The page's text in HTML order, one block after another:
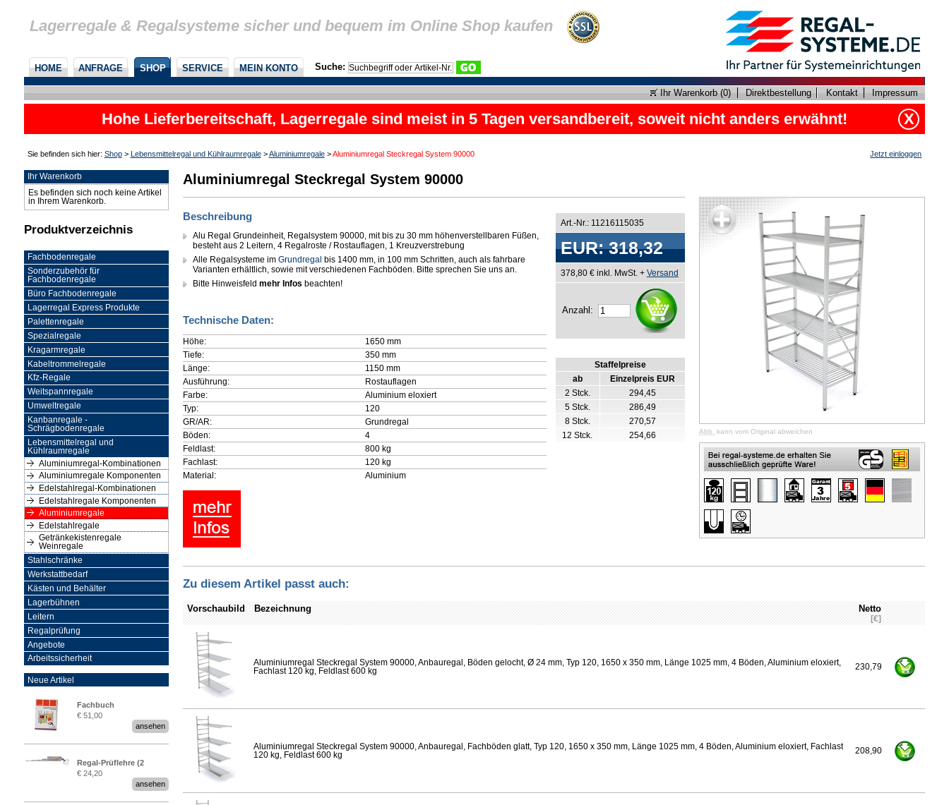
Lagerregale & Regalsysteme sicher und bequem im Online Shop kaufen
HOME ANFRAGE SHOP SERVICE MEIN KONTO Suche:
Ihr Warenkorb (0) Direktbestellung Kontakt Impressum
Hohe Lieferbereitschaft, Lagerregale sind meist in 5 Tagen versandbereit, soweit nicht anders erwähnt! X
Jetzt einloggen
Sie befinden sich hier: Shop> Lebensmittelregal und Kühlraumregale>Aluminiumregale>Aluminiumregal Steckregal System 90000
Ihr Warenkorb
Es befinden sich noch keine Artikel
in Ihrem Warenkorb.
Produktverzeichnis
Fachbodenregale
Sonderzubehör für
Fachbodenregale
Büro Fachbodenregale
Lagerregal Express Produkte
Palettenregale
Spezialregale
Kragarmregale
Kabeltrommelregale
Kfz-Regale
Weitspannregale
Umweltregale
Kanbanregale -
Schrägbodenregale
Lebensmittelregal und
Kühlraumregale
Aluminiumregal-Kombinationen
Aluminiumregale Komponenten
Edelstahlregal-Kombinationen
Edelstahlregale Komponenten
Aluminiumregale
Edelstahlregale
Getränkekistenregale
Weinregale
Stahlschränke
Werkstattbedarf
Kästen und Behälter
Lagerbühnen
Leitern
Regalprüfung
Angebote
Arbeitssicherheit
Neue Artikel
Fachbuch
„Regalprüfung nach DIN
€ 51,00
ansehen
Regal-Prüflehre (2
Stück)
€ 24,20
ansehen
Aluminiumregal Steckregal System 90000
Abb. kann vom Original abweichen
Art.-Nr.: 11216115035
EUR: 318,32
378,80 € inkl. MwSt. + Versand
Anzahl:
Staffelpreise
ab
Einzelpreis EUR
2 Stck.
294,45
5 Stck.
286,49
8 Stck.
270,57
12 Stck.
254,66
Beschreibung
Alu Regal Grundeinheit, Regalsystem 90000, mit bis zu 30 mm höhenverstellbaren Füßen,
besteht aus 2 Leitern, 4 Regalroste / Rostauflagen, 1 Kreuzverstrebung
Alle Regalsysteme imGrundregal bis 1400 mm, in 100 mm Schritten, auch als fahrbare
Varianten erhältlich, sowie mit verschiedenen Fachböden. Bitte sprechen Sie uns an.
Bitte Hinweisfeldmehr Infos beachten!
Technische Daten:
Höhe:
1650 mm
Tiefe:
350 mm
Länge:
1150 mm
Ausführung:
Rostauflagen
Farbe:
Aluminium eloxiert
Typ:
120
GR/AR:
Grundregal
Böden:
4
Feldlast:
800 kg
Fachlast:
120 kg
Material:
Aluminium
Zu diesem Artikel passt auch:
Vorschaubild Bezeichnung Netto
[€]
Aluminiumregal Steckregal System 90000, Anbauregal, Böden gelocht, Ø 24 mm, Typ 120, 1650 x 350 mm, Länge 1025 mm, 4 Böden, Aluminium eloxiert,
Fachlast 120 kg, Feldlast 600 kg
230,79
Aluminiumregal Steckregal System 90000, Anbauregal, Fachböden glatt, Typ 120, 1650 x 350 mm, Länge 1025 mm, 4 Böden, Aluminium eloxiert, Fachlast
120 kg, Feldlast 600 kg
208,90